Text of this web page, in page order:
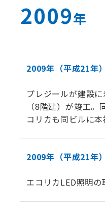
2009年
2009年 （平成21年）
プレジールが建設
（8階建）が竣工
コリカも同ビルに
2009年 （平成21年）
エコリカLED照明